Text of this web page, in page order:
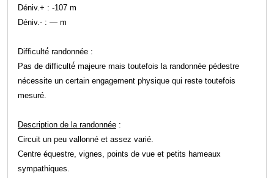
Déniv.+ : -107 m
Déniv.- : — m
Difficulté́ randonnée :
Pas de difficulté́ majeure mais toutefois la randonnée pédestre
nécessite un certain engagement physique qui reste toutefois
mesuré.
Description de la randonnée :
Circuit un peu vallonné et assez varié.
Centre équestre, vignes, points de vue et petits hameaux
sympathiques.